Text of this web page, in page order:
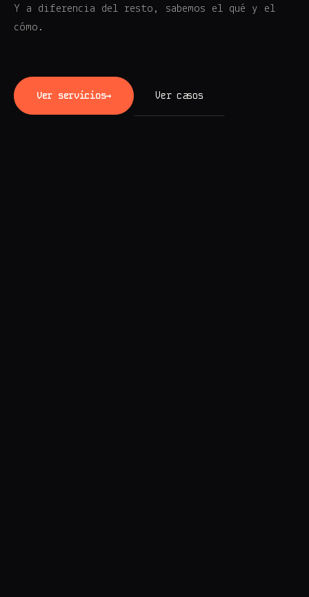
Y a diferencia del resto, sabemos el qué y el
cómo.
Ver servicios→ Ver casos